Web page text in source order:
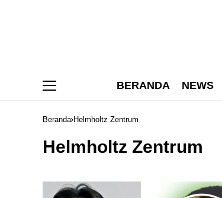
BERANDA NEWS
Beranda Helmholtz Zentrum
Helmholtz Zentrum